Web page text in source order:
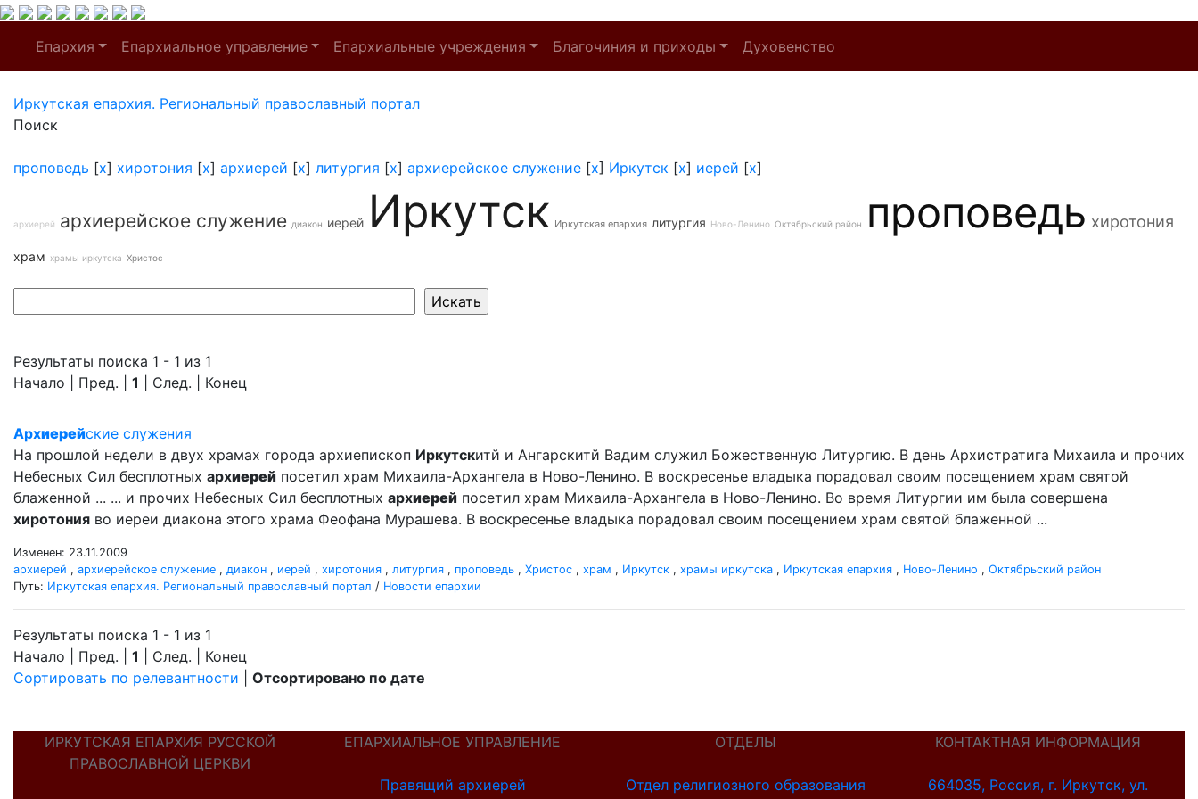
Епархия Епархиальное управление Епархиальные учреждения Благочиния и приходы Духовенство
Иркутская епархия. Региональный православный портал
Поиск
проповедь [x] хиротония [x] архиерей [x] литургия [x] архиерейское служение [x] Иркутск [x] иерей [x]
архиерей архиерейское служение диакон иерей Иркутск Иркутская епархия литургия Ново-Ленино Октябрьский район проповедь хиротония
храм храмы иркутска Христос
Результаты поиска 1 - 1 из 1
Начало | Пред. | 1 | След. | Конец
Архиерейские служения
На прошлой недели в двух храмах города архиепископ Иркутскитй и Ангарскитй Вадим служил Божественную Литургию. В день Архистратига Михаила и прочих
Небесных Сил бесплотных архиерей посетил храм Михаила-Архангела в Ново-Ленино. В воскресенье владыка порадовал своим посещением храм святой
блаженной ... ... и прочих Небесных Сил бесплотных архиерей посетил храм Михаила-Архангела в Ново-Ленино. Во время Литургии им была совершена
хиротония во иереи диакона этого храма Феофана Мурашева. В воскресенье владыка порадовал своим посещением храм святой блаженной ...
Изменен: 23.11.2009
архиерей , архиерейское служение , диакон , иерей , хиротония , литургия , проповедь , Христос , храм , Иркутск , храмы иркутска , Иркутская епархия , Ново-Ленино , Октябрьский район
Путь: Иркутская епархия. Региональный православный портал / Новости епархии
Результаты поиска 1 - 1 из 1
Начало | Пред. | 1 | След. | Конец
Сортировать по релевантности
Отсортировано по дате
ИРКУТСКАЯ ЕПАРХИЯ РУССКОЙ
ПРАВОСЛАВНОЙ ЦЕРКВИ
ЕПАРХИАЛЬНОЕ УПРАВЛЕНИЕ
Правящий архиерей
ОТДЕЛЫ
Отдел религиозного образования
КОНТАКТНАЯ ИНФОРМАЦИЯ
664035, Россия, г. Иркутск, ул.